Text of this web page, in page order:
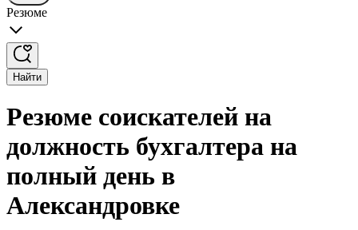
Резюме
Найти
Резюме соискателей на
должность бухгалтера на
полный день в
Александровке